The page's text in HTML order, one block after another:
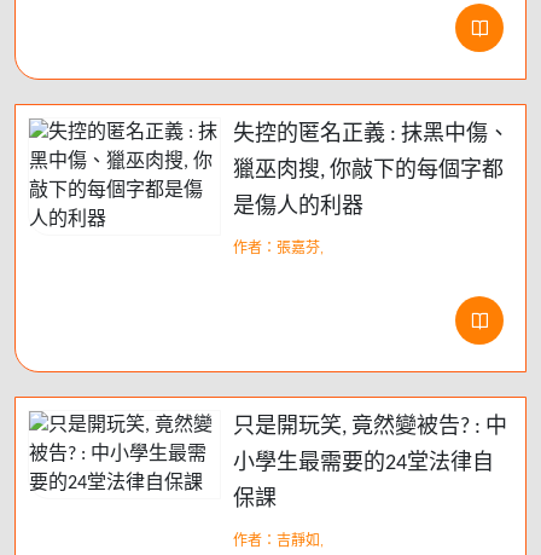
失控的匿名正義 : 抹黑中傷、
獵巫肉搜, 你敲下的每個字都
是傷人的利器
作者：張嘉芬,
只是開玩笑, 竟然變被告? : 中
小學生最需要的24堂法律自
保課
作者：吉靜如,